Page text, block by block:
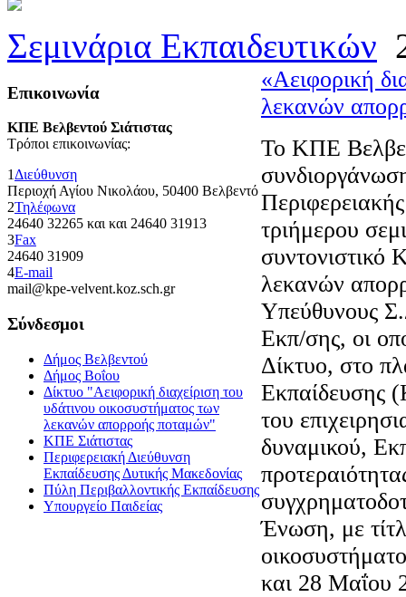
Σεμινάρια Εκπαιδευτικών
Επικοινωνία
ΚΠΕ Βελβεντού Σιάτιστας
Τρόποι επικοινωνίας:
1Διεύθυνση
Περιοχή Αγίου Νικολάου, 50400 Βελβεντό
2Τηλέφωνα
24640 32265 και και 24640 31913
3Fax
24640 31909
4E-mail
mail@kpe-velvent.koz.sch.gr
Σύνδεσμοι
Δήμος Βελβεντού
Δήμος Βοΐου
Δίκτυο "Αειφορική διαχείριση του
υδάτινου οικοσυστήματος των
λεκανών απορροής ποταμών"
ΚΠΕ Σιάτιστας
Περιφερειακή Διεύθυνση
Εκπαίδευσης Δυτικής Μακεδονίας
Πύλη Περιβαλλοντικής Εκπαίδευσης
Υπουργείο Παιδείας
«Αειφορική
λεκανών
Το ΚΠΕ
τριήμερου
συντονιστικό
λεκανών
Υπεύθυνους
Εκπ/σης, οι
Δίκτυο, στο
Εκπαίδευσης
του
δυναμικού,
Ένωση, με
και 28 Μαΐου